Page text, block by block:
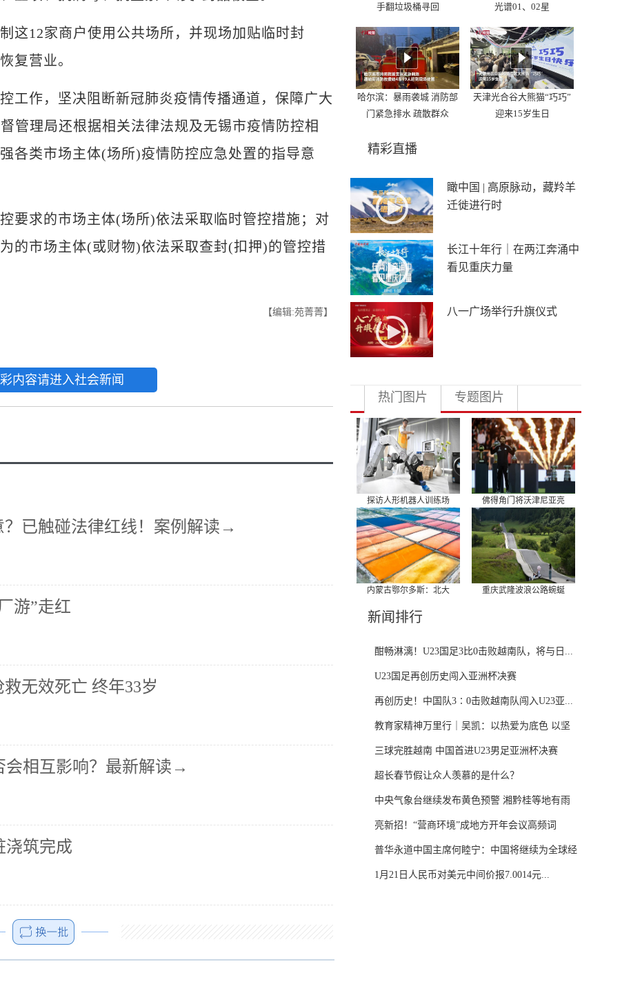
12家商户使用公共场所，并现场加贴临时封
复营业。
作，坚决阻断新冠肺炎疫情传播通道，保障广大
管理局还根据相关法律法规及无锡市疫情防控相
各类市场主体(场所)疫情防控应急处置的指导意
求的市场主体(场所)依法采取临时管控措施；对
的市场主体(或财物)依法采取查封(扣押)的管控措
【编辑:苑菁菁】
内容请进入社会新闻
？已触碰法律红线！案例解读→
游”走红
无效死亡 终年33岁
会相互影响？最新解读→
浇筑完成
手翻垃圾桶寻回
光谱01、02星
哈尔滨：暴雨袭城 消防部
门紧急排水 疏散群众
天津光合谷大熊猫“巧巧”
迎来15岁生日
精彩直播
瞰中国 | 高原脉动，藏羚羊
迁徙进行时
长江十年行｜在两江奔涌中
看见重庆力量
八一广场举行升旗仪式
热门图片 专题图片
探访人形机器人训练场 佛得角门将沃津尼亚亮
内蒙古鄂尔多斯：北大 重庆武隆波浪公路蜿蜒
新闻排行
酣畅淋漓！U23国足3比0击败越南队，将与日...
U23国足再创历史闯入亚洲杯决赛
再创历史！中国队3∶0击败越南队闯入U23亚...
教育家精神万里行｜吴凯：以热爱为底色 以坚
守...
三球完胜越南 中国首进U23男足亚洲杯决赛
超长春节假让众人羡慕的是什么？
中央气象台继续发布黄色预警 湘黔桂等地有雨
雪...
亮新招！“营商环境”成地方开年会议高频词
普华永道中国主席何睦宁：中国将继续为全球经
济...
1月21日人民币对美元中间价报7.0014元...